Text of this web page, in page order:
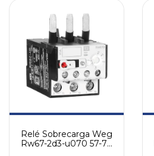
Relé Sobrecarga Weg
Rw67-2d3-u070 57-70